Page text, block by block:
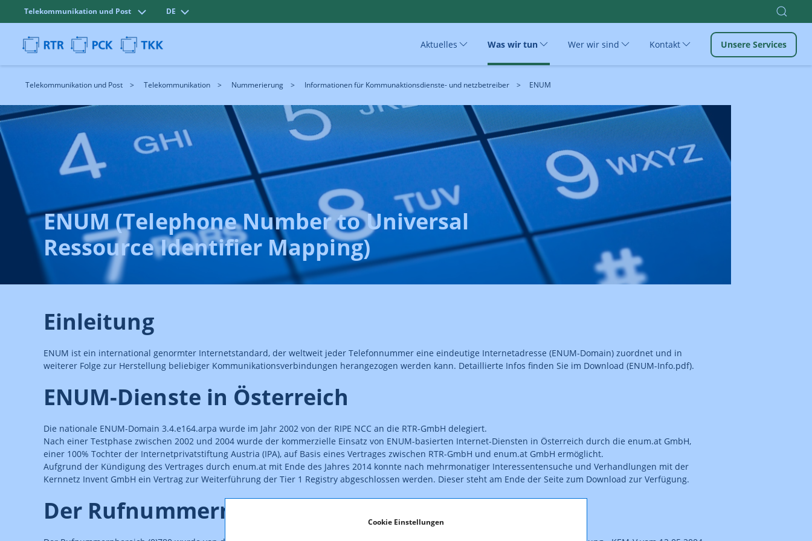
Cookie Einstellungen
Telekommunikation und Post DE
Aktuelles Was wir tun Wer wir sind Kontakt Unsere Services
Telekommunikation und Post Telekommunikation Nummerierung Informationen für Kommunaktionsdienste- und netzbetreiber ENUM
ENUM (Telephone Number to Universal
Ressource Identifier Mapping)
Einleitung
ENUM ist ein international genormter Internetstandard, der weltweit jeder Telefonnummer eine eindeutige Internetadresse (ENUM-Domain) zuordnet und in
weiterer Folge zur Herstellung beliebiger Kommunikationsverbindungen herangezogen werden kann. Detaillierte Infos finden Sie im Download (ENUM-Info.pdf).
ENUM-Dienste in Österreich
Die nationale ENUM-Domain 3.4.e164.arpa wurde im Jahr 2002 von der RIPE NCC an die RTR-GmbH delegiert.
Nach einer Testphase zwischen 2002 und 2004 wurde der kommerzielle Einsatz von ENUM-basierten Internet-Diensten in Österreich durch die enum.at GmbH,
einer 100% Tochter der Internetprivatstiftung Austria (IPA), auf Basis eines Vertrages zwischen RTR-GmbH und enum.at GmbH ermöglicht.
Aufgrund der Kündigung des Vertrages durch enum.at mit Ende des Jahres 2014 konnte nach mehrmonatiger Interessentensuche und Verhandlungen mit der
Kernnetz Invent GmbH ein Vertrag zur Weiterführung der Tier 1 Registry abgeschlossen werden. Dieser steht am Ende der Seite zum Download zur Verfügung.
Der Rufnummernbereich (0)780